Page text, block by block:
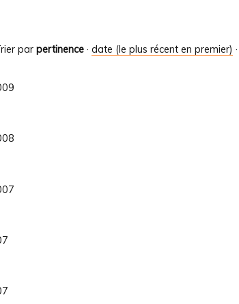
par pertinence · date (le plus récent en premier) ·